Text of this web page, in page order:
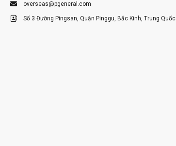
overseas@pgeneral.com
Số 3 Đường Pingsan, Quận Pinggu, Bắc Kinh, Trung Quốc